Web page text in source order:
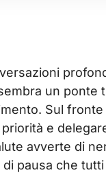
un ponte
Sul
e
avverte di
pausa che